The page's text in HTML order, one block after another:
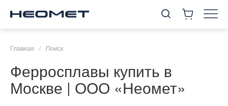
Главная / Поиск
Ферросплавы купить в
Москве | ООО «Неомет»